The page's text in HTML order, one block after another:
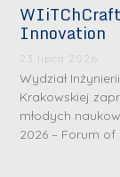
Innovation
23 lipca 2026
Wydział
Krakowskiej
młodych
2026 – Forum